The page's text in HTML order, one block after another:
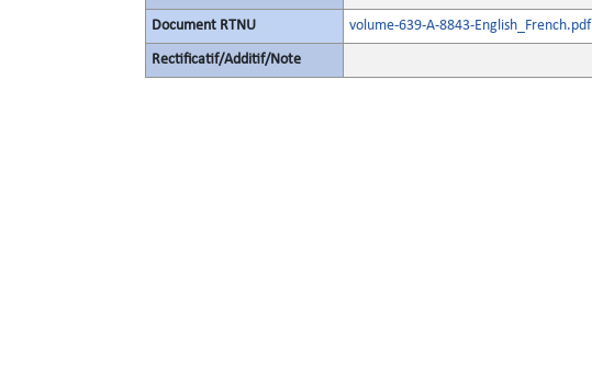
Document RTNU volume-639-A-8843-English_French.pdf
Rectificatif/Additif/Note